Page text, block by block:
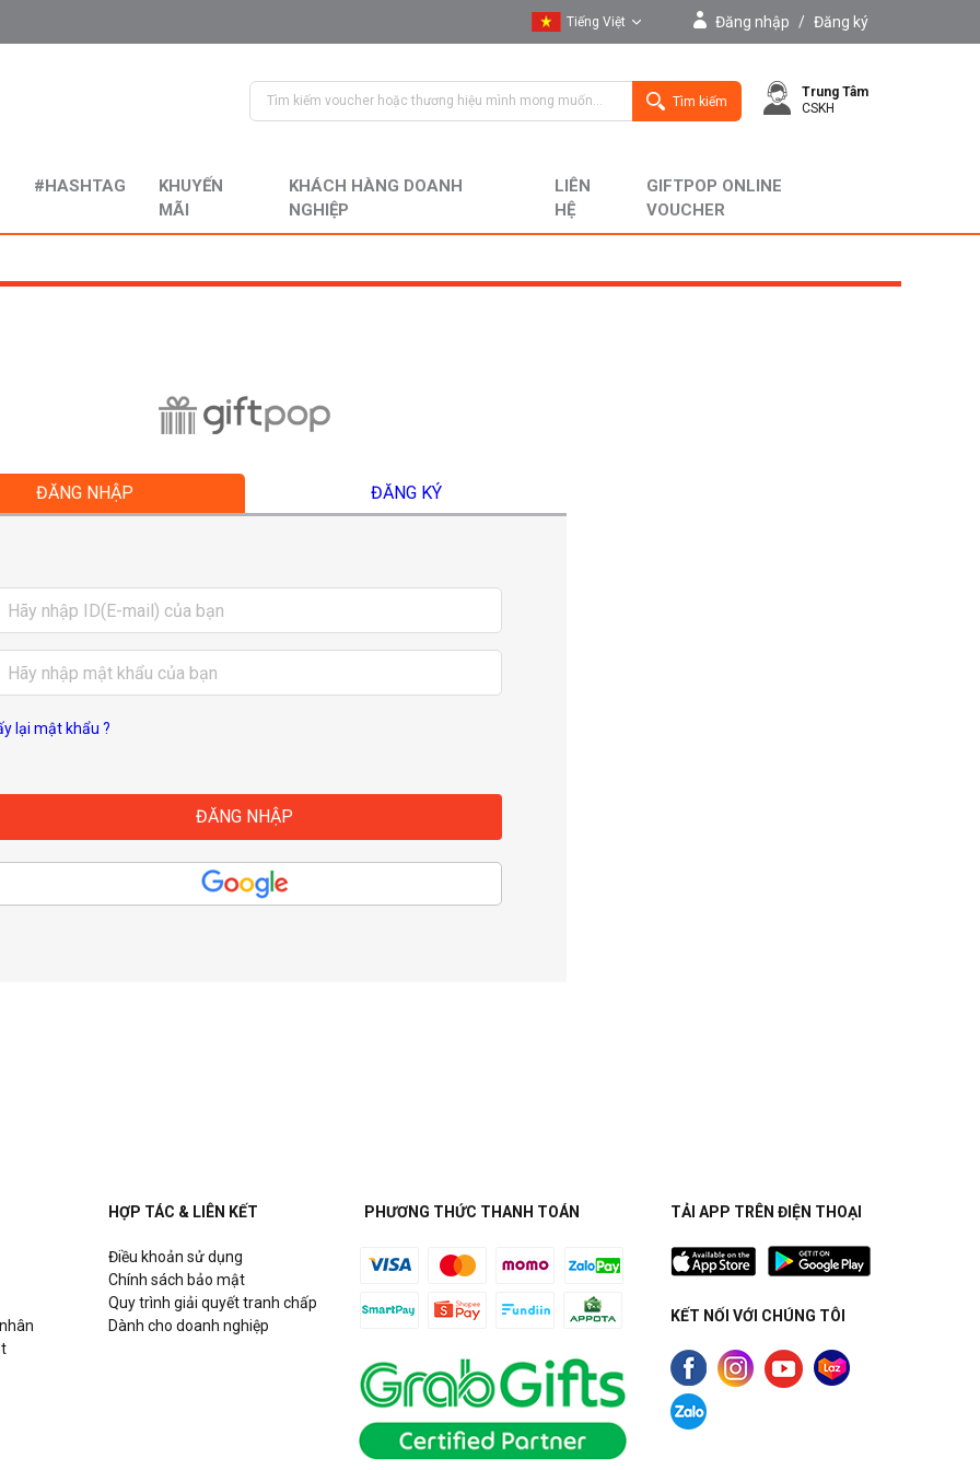
Tiếng Việt
English
Đăng nhập / Đăng ký
Tìm kiếm
Trung Tâm
CSKH
#HASHTAG
KHUYẾN
MÃI
KHÁCH HÀNG DOANH
NGHIỆP
LIÊN
HỆ
GIFTPOP ONLINE
VOUCHER
ĐĂNG NHẬP ĐĂNG KÝ
lại mật khẩu ?
HỢP TÁC & LIÊN KẾT
Điều khoản sử dụng
Chính sách bảo mật
Quy trình giải quyết tranh chấp
Dành cho doanh nghiệp
PHƯƠNG THỨC THANH TOÁN TẢI APP TRÊN ĐIỆN THOẠI
KẾT NỐI VỚI CHÚNG TÔI